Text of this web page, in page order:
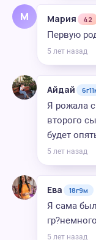
М Мария 42
Первую
5 лет назад
Айдай
Я рожала
второго
будет
5 лет назад
Ева 18г9м
Я сама
5 лет назад